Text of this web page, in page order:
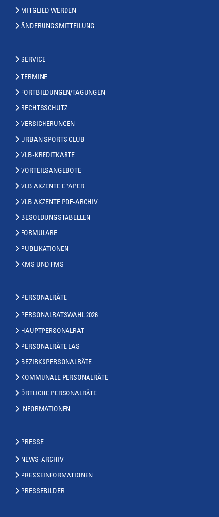
MITGLIED WERDEN
ÄNDERUNGSMITTEILUNG
SERVICE
TERMINE
FORTBILDUNGEN/TAGUNGEN
RECHTSSCHUTZ
VERSICHERUNGEN
URBAN SPORTS CLUB
VLB-KREDITKARTE
VORTEILSANGEBOTE
VLB AKZENTE EPAPER
VLB AKZENTE PDF-ARCHIV
BESOLDUNGSTABELLEN
FORMULARE
PUBLIKATIONEN
KMS UND FMS
PERSONALRÄTE
PERSONALRATSWAHL 2026
HAUPTPERSONALRAT
PERSONALRÄTE LAS
BEZIRKSPERSONALRÄTE
KOMMUNALE PERSONALRÄTE
ÖRTLICHE PERSONALRÄTE
INFORMATIONEN
PRESSE
NEWS-ARCHIV
PRESSEINFORMATIONEN
PRESSEBILDER